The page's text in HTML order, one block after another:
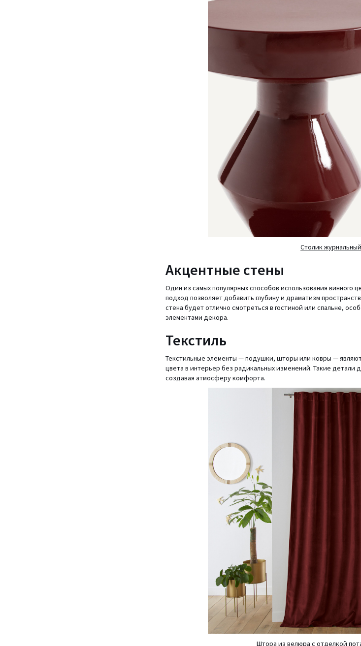
Столик журнальный
Акцентные стены
Один из самых популярных способов использования винного
подход позволяет добавить глубину и драматизм
стена будет отлично смотреться в гостиной или спальне,
элементами декора.
Текстиль
Текстильные элементы — подушки, шторы или ковры —
цвета в интерьер без радикальных изменений. Такие детали
создавая атмосферу комфорта.
Штора из велюра с отделкой